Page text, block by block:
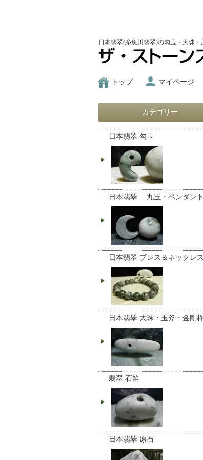
日本翡翠(糸魚川翡翠)の勾玉・大珠
トップ マイページ
カテゴリー
日本翡翠 勾玉
日本翡翠 丸玉・ペンダント
日本翡翠 ブレス＆ネックレス
日本翡翠 大珠・玉斧・金剛
翡翠 石笛
日本翡翠 原石